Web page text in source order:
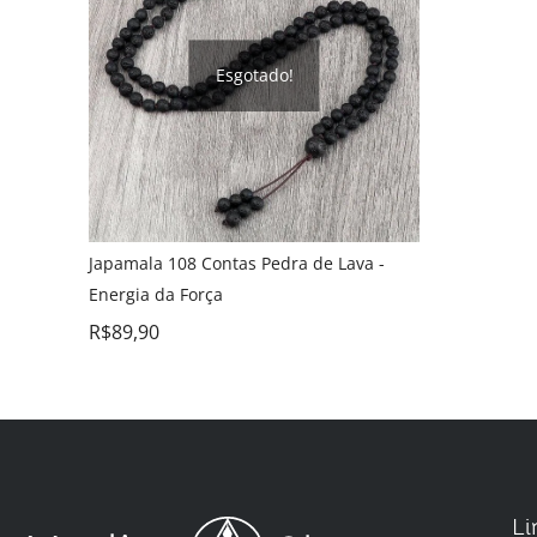
Esgotado!
Japamala 108 Contas Pedra de Lava -
Energia da Força
R$89,90